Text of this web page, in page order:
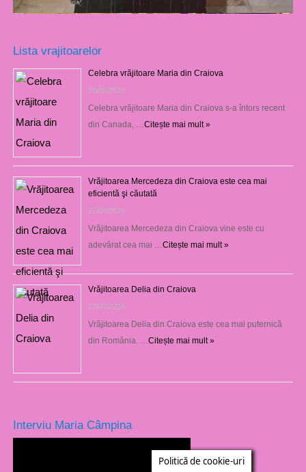
Lista vrajitoarelor
Celebra vrăjitoare Maria din Craiova
06/08/2026
Celebra vrăjitoare Maria din Craiova s-a întors recent
din Canada, … Citește mai mult »
Vrăjitoarea Mercedeza din Craiova este cea mai
eficientă şi căutată
27/07/2026
Vrăjitoarea Mercedeza din Craiova vine este cu
adevărat cea mai … Citește mai mult »
Vrăjitoarea Delia din Craiova
27/07/2026
Vrăjitoarea Delia din Craiova este cea mai puternică
din România. … Citește mai mult »
Interviu Maria Câmpina
Politică de cookie-uri